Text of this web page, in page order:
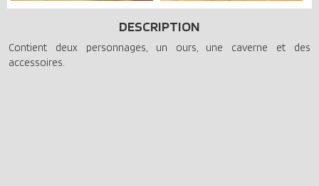
DESCRIPTION
Contient deux personnages, un ours, une caverne et des
accessoires.